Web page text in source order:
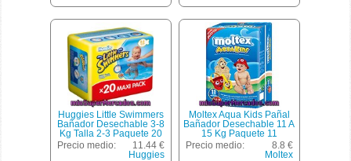
Huggies Little Swimmers
Bañador Desechable 3-8
Kg Talla 2-3 Paquete 20
Unidades
Precio medio:
11.44 €
Huggies
Moltex Aqua Kids Pañal
Bañador Desechable 11 A
15 Kg Paquete 11
Unidades
Precio medio:
8.8 €
Moltex